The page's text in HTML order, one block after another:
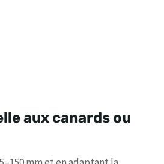
aux canards ou